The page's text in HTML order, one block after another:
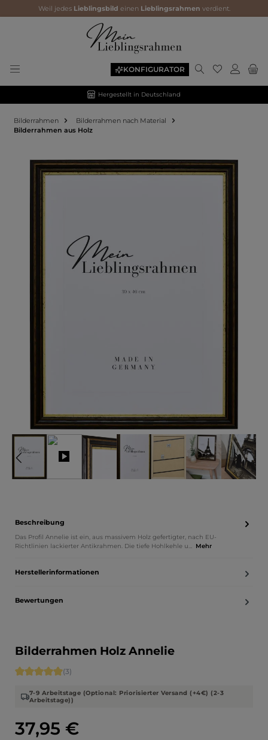
Weil jedes Lieblingsbild einen Lieblingsrahmen verdient.
KONFIGURATOR
Hergestellt in Deutschland
Bilderrahmen
Bilderrahmen nach Material
Bilderrahmen aus Holz
Bildergalerie überspringen
Beschreibung
Das Profil Annelie ist ein, aus massivem Holz gefertigter, nach EU-
Richtlinien lackierter Antikrahmen. Die tiefe Hohlkehle u… Mehr
Herstellerinformationen
Bewertungen
Bilderrahmen Holz Annelie
Regulärer Preis:
37,95 €
Durchschnittliche Bewertung von 5 von 5 Sternen
(3)
7-9 Arbeitstage (Optional: Priorisierter Versand (+4€) (2-3
Arbeitstage))